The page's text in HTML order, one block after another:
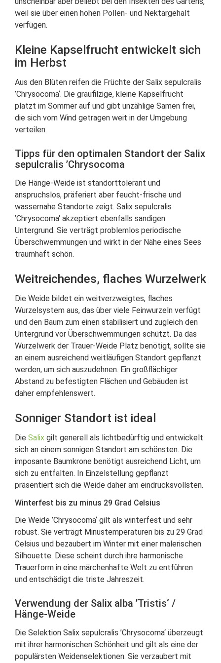
weil sie über einen hohen Pollen- und Nektargehalt
verfügen.
Kleine Kapselfrucht entwickelt sich
im Herbst
Aus den Blüten reifen die Früchte der Salix sepulcralis
’Chrysocoma‘. Die graufilzige, kleine Kapselfrucht
platzt im Sommer auf und gibt unzählige Samen frei,
die sich vom Wind getragen weit in der Umgebung
verteilen.
Tipps für den optimalen Standort der Salix
sepulcralis ’Chrysocoma
Die Hänge-Weide ist standorttolerant und
anspruchslos, präferiert aber feucht-frische und
wassernahe Standorte zeigt. Salix sepulcralis
’Chrysocoma‘ akzeptiert ebenfalls sandigen
Untergrund. Sie verträgt problemlos periodische
Überschwemmungen und wirkt in der Nähe eines Sees
traumhaft schön.
Weitreichendes, flaches Wurzelwerk
Die Weide bildet ein weitverzweigtes, flaches
Wurzelsystem aus, das über viele Feinwurzeln verfügt
und den Baum zum einen stabilisiert und zugleich den
Untergrund vor Überschwemmungen schützt. Da das
Wurzelwerk der Trauer-Weide Platz benötigt, sollte sie
an einem ausreichend weitläufigen Standort gepflanzt
werden, um sich auszudehnen. Ein großflächiger
Abstand zu befestigten Flächen und Gebäuden ist
daher empfehlenswert.
Sonniger Standort ist ideal
Die Salix gilt generell als lichtbedürftig und entwickelt
sich an einem sonnigen Standort am schönsten. Die
imposante Baumkrone benötigt ausreichend Licht, um
sich zu entfalten. In Einzelstellung gepflanzt
präsentiert sich die Weide daher am eindrucksvollsten.
Winterfest bis zu minus 29 Grad Celsius
Die Weide ’Chrysocoma‘ gilt als winterfest und sehr
robust. Sie verträgt Minustemperaturen bis zu 29 Grad
Celsius und bezaubert im Winter mit einer malerischen
Silhouette. Diese scheint durch ihre harmonische
Trauerform in eine märchenhafte Welt zu entführen
und entschädigt die triste Jahreszeit.
Verwendung der Salix alba ’Tristis‘ /
Hänge-Weide
Die Selektion Salix sepulcralis ’Chrysocoma‘ überzeugt
mit ihrer harmonischen Schönheit und gilt als eine der
populärsten Weidenselektionen. Sie verzaubert mit